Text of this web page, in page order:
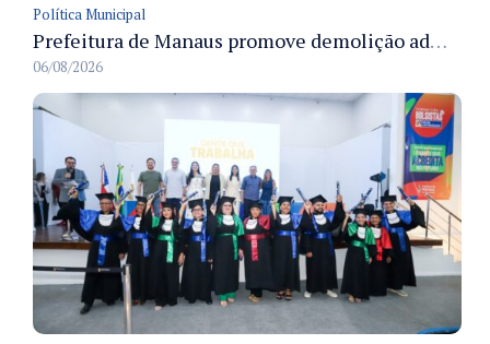
Política Municipal
Prefeitura de Manaus promove demolição administrativa de cinco estruturas que ocupavam calçada pública
06/08/2026